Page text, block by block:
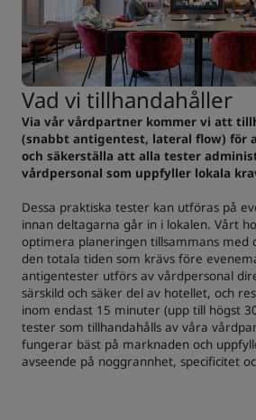
Vad vi tillhandahåller
Via vår vårdpartner kommer vi att
(snabbt antigentest, lateral flow) för
och säkerställa att alla tester
vårdpersonal som uppfyller lokala
Dessa praktiska tester kan utföras på
innan deltagarna går in i lokalen. Vårt
optimera planeringen tillsammans
den totala tiden som krävs före
antigentester utförs av vårdpersonal
särskild och säker del av hotellet, och
inom endast 15 minuter (upp till högst
tester som tillhandahålls av våra
fungerar bäst på marknaden och
avseende på noggrannhet, specificitet